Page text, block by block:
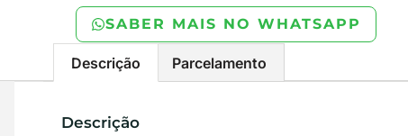
SABER MAIS NO WHATSAPP
Descrição Parcelamento
Descrição